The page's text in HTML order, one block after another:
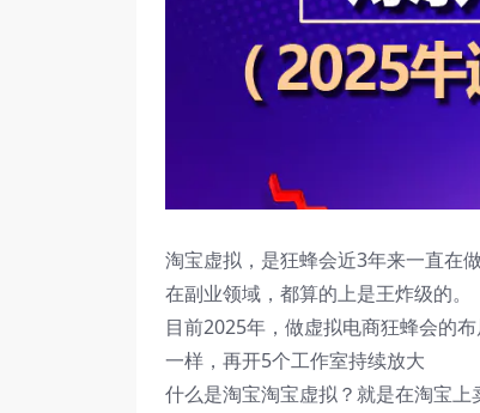
淘宝虚拟，是狂蜂会近3年来一直在
在副业领域，都算的上是王炸级的。
目前2025年，做虚拟电商狂蜂会的
一样，再开5个工作室持续放大
什么是淘宝淘宝虚拟？就是在淘宝